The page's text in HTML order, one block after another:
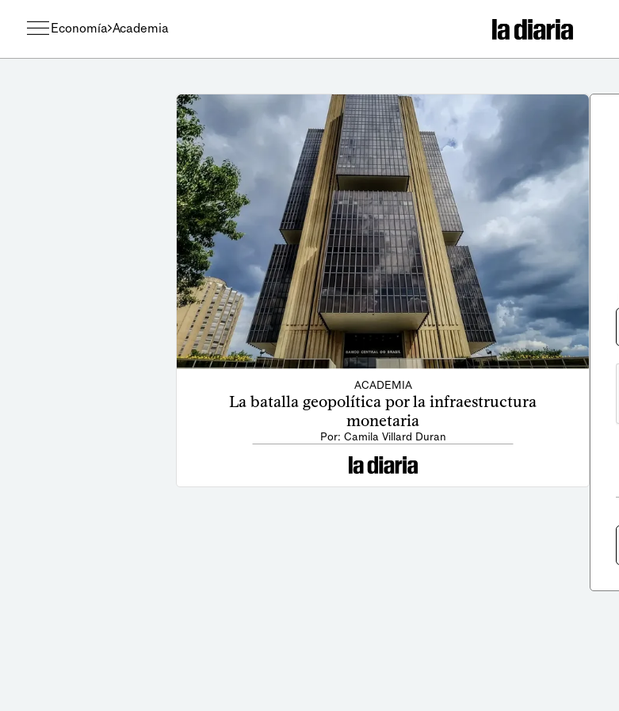
Economía Academia
ACADEMIA
La batalla geopolítica por la infraestructura
monetaria
Por: Camila Villard Duran